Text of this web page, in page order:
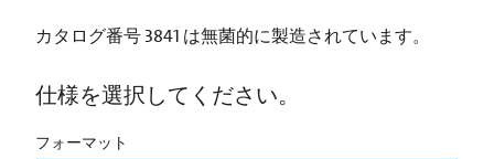
カタログ番号 3841 は無菌的に製造されています。
仕様を選択してください。
フォーマット